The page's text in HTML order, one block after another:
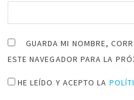
GUARDA MI NOMBRE,
ESTE NAVEGADOR PARA LA
HE LEÍDO Y ACEPTO LA